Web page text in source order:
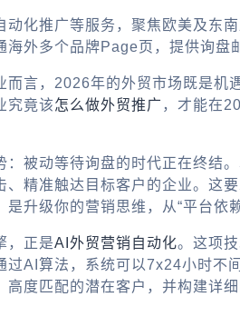
化推广等服务，聚焦欧美及东南
外多个品牌Page页，提供询盘
而言，2026年的外贸市场既是
究竟该怎么做外贸推广 ，才能在
：被动等待询盘的时代正在终结
、精准触达目标客户的企业。这
是升级你的营销思维，从“平台依
，正是AI外贸营销自动化。这项
过AI算法，系统可以7x24小时不
高度匹配的潜在客户，并构建详